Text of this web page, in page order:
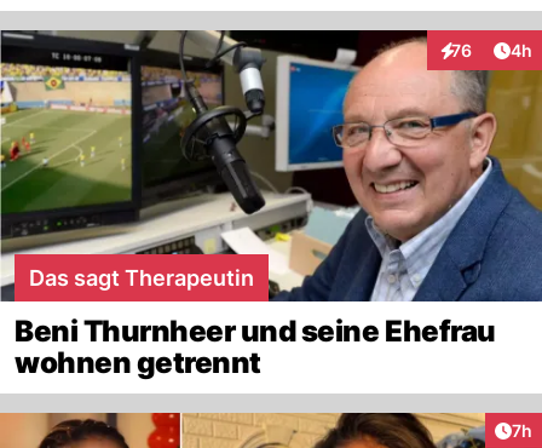
76
Interaktionen
4h
Das sagt Therapeutin
Beni Thurnheer und seine Ehefrau
wohnen getrennt
7h